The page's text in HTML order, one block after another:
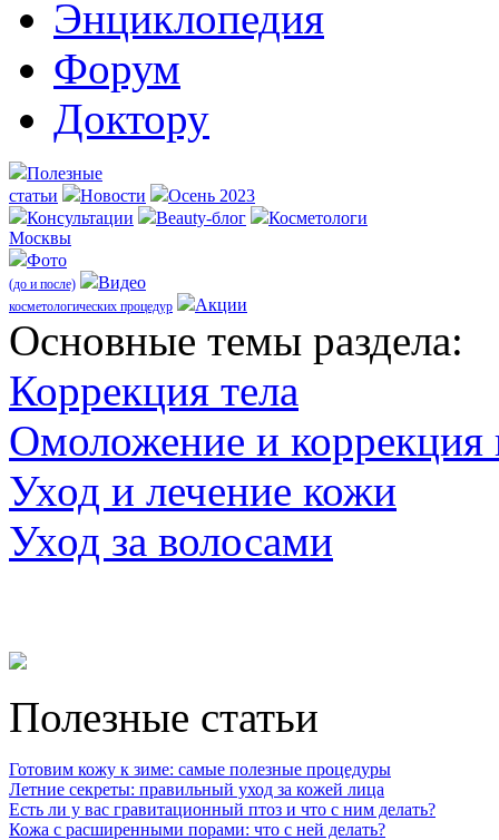
Энциклопедия
Форум
Доктору
Полезные
статьи
Новости
Осень 2023
Консультации
Beauty-блог
Косметологи
Москвы
Фото
(до и после) Видео
косметологических процедур Акции
Оcновные темы раздела:
Коррекция тела
Омоложение и коррекция
Уход и лечение кожи
Уход за волосами
Полезные статьи
Готовим кожу к зиме: самые полезные процедуры
Летние секреты: правильный уход за кожей лица
Есть ли у вас гравитационный птоз и что с ним делать?
Кожа с расширенными порами: что с ней делать?